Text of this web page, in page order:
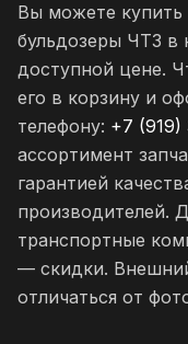
Вы можете купить
бульдозеры ЧТЗ в
доступной цене.
его в корзину и
телефону: +7
ассортимент
гарантией
производителей.
транспортные
— скидки.
отличаться от